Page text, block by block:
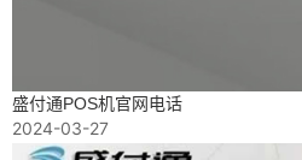
盛付通POS机官网电话
2024-03-27